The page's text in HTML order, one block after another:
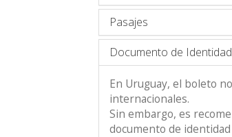
Pasajes
Documento de Identidad
En Uruguay, el boleto
internacionales.
Sin embargo, es
documento de